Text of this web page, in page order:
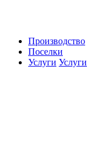
Производство
Поселки
Услуги Услуги